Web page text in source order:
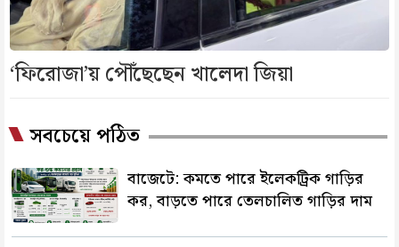
‘ফিরোজা’য় পৌঁছেছেন খালেদা জিয়া
সবচেয়ে পঠিত
বাজেটে: কমতে পারে ইলেকট্রিক গাড়ির
কর, বাড়তে পারে তেলচালিত গাড়ির দাম